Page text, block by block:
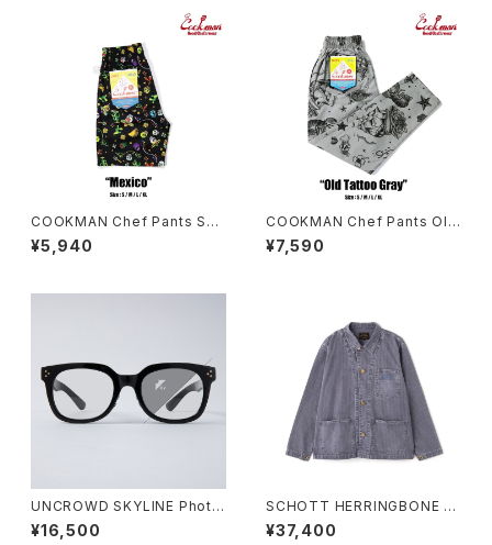
COOKMAN Chef Pants Sho
rt Mexico
¥5,940
COOKMAN Chef Pants Old
Tattoo GRAY
¥7,590
UNCROWD SKYLINE Photo
chromic SHADE
¥16,500
SCHOTT HERRINGBONE C
OVERALL
¥37,400